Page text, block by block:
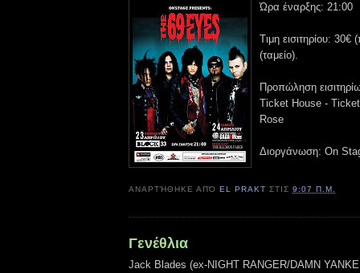
Ώρα έναρξης: 21:00
Τιμη εισιτηρίου:
(ταμείο).
Προπώληση
Ticket House -
Rose
Διοργάνωση: On
ΑΝΑΡΤΉΘΗΚΕ ΑΠΌEL PRAKT ΣΤΙΣ9:07 Π.Μ.
Γενέθλια
Jack Blades (ex-NIGHT RANGER/DAMN